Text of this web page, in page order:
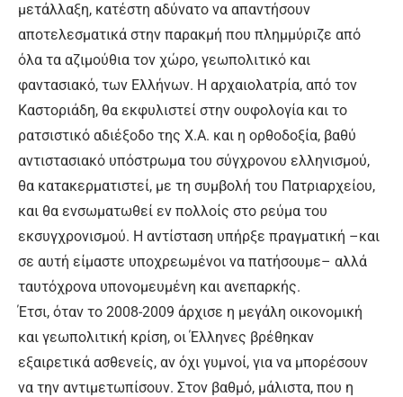
μετάλλαξη, κατέστη αδύνατο να απαντήσουν
αποτελεσματικά στην παρακμή που πλημμύριζε από
όλα τα αζιμούθια τον χώρο, γεωπολιτικό και
φαντασιακό, των Ελλήνων. Η αρχαιολατρία, από τον
Καστοριάδη, θα εκφυλιστεί στην ουφολογία και το
ρατσιστικό αδιέξοδο της Χ.Α. και η ορθοδοξία, βαθύ
αντιστασιακό υπόστρωμα του σύγχρονου ελληνισμού,
θα κατακερματιστεί, με τη συμβολή του Πατριαρχείου,
και θα ενσωματωθεί εν πολλοίς στο ρεύμα του
εκσυγχρονισμού. Η αντίσταση υπήρξε πραγματική –και
σε αυτή είμαστε υποχρεωμένοι να πατήσουμε– αλλά
ταυτόχρονα υπονομευμένη και ανεπαρκής.
Έτσι, όταν το 2008-2009 άρχισε η μεγάλη οικονομική
και γεωπολιτική κρίση, οι Έλληνες βρέθηκαν
εξαιρετικά ασθενείς, αν όχι γυμνοί, για να μπορέσουν
να την αντιμετωπίσουν. Στον βαθμό, μάλιστα, που η